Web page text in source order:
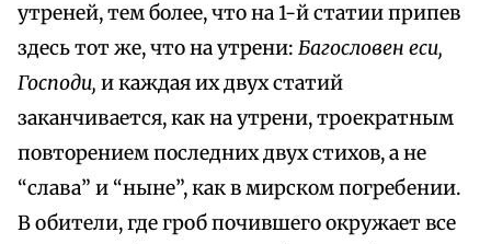
утреней, тем более, что на 1-й статии припев
здесь тот же, что на утрени: Багословен еси,
Господи, и каждая их двух статий
заканчивается, как на утрени, троекратным
повторением последних двух стихов, а не
“слава” и “ныне”, как в мирском погребении.
В обители, где гроб почившего окружает все